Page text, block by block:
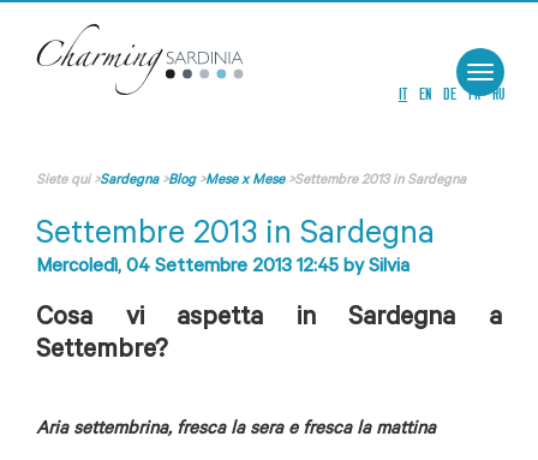
IT EN DE FR RU
Toggle
Siete qui>Sardegna>Blog>Mese x Mese>Settembre 2013 in Sardegna
Settembre 2013 in Sardegna
Mercoledì, 04 Settembre 2013 12:45 bySilvia
Cosa vi aspetta in Sardegna a
Settembre?
Aria settembrina, fresca la sera e fresca la mattina